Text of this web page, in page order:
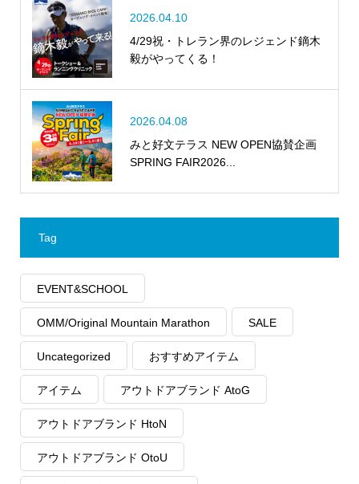
2026.04.10
4/29祝・トレラン界のレジェンド鏑木
毅がやってくる！
2026.04.08
みと好文テラス NEW OPEN協賛企画
SPRING FAIR2026...
Tag
EVENT&SCHOOL
OMM/Original Mountain Marathon SALE
Uncategorized おすすめアイテム
アイテム アウトドアブランド AtoG
アウトドアブランド HtoN
アウトドアブランド OtoU